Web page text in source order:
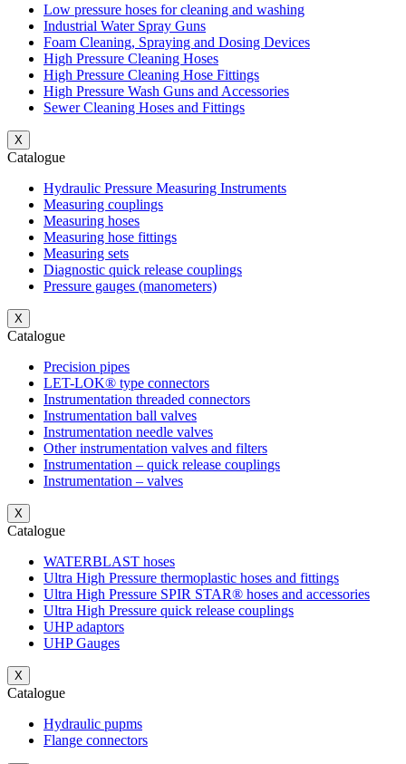
Low pressure hoses for cleaning and washing
Industrial Water Spray Guns
Foam Cleaning, Spraying and Dosing Devices
High Pressure Cleaning Hoses
High Pressure Cleaning Hose Fittings
High Pressure Wash Guns and Accessories
Sewer Cleaning Hoses and Fittings
X
Catalogue
Hydraulic Pressure Measuring Instruments
Measuring couplings
Measuring hoses
Measuring hose fittings
Measuring sets
Diagnostic quick release couplings
Pressure gauges (manometers)
X
Catalogue
Precision pipes
LET-LOK® type connectors
Instrumentation threaded connectors
Instrumentation ball valves
Instrumentation needle valves
Other instrumentation valves and filters
Instrumentation – quick release couplings
Instrumentation – valves
X
Catalogue
WATERBLAST hoses
Ultra High Pressure thermoplastic hoses and fittings
Ultra High Pressure SPIR STAR® hoses and accessories
Ultra High Pressure quick release couplings
UHP adaptors
UHP Gauges
X
Catalogue
Hydraulic pupms
Flange connectors